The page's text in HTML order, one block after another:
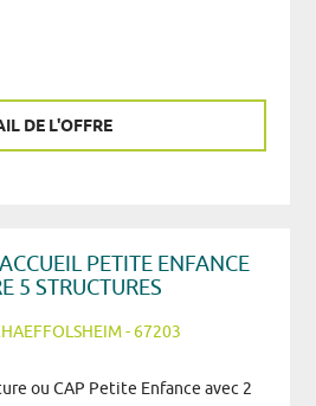
DE L'OFFRE
PETITE ENFANCE
5 STRUCTURES
- 67203
ou CAP Petite Enfance avec 2